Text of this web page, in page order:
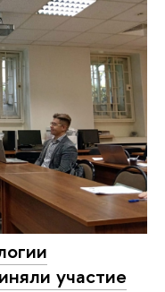
участие